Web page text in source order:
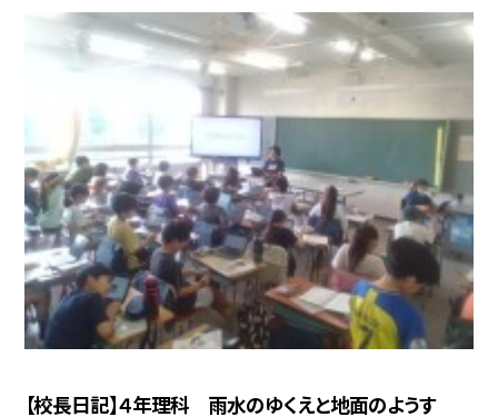
【校長日記】４年理科 雨水のゆくえと地面のようす